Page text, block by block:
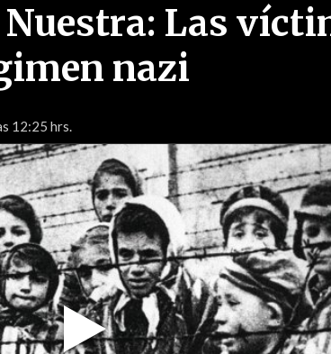
Las
nazi
12:25 hrs.
Play
Video